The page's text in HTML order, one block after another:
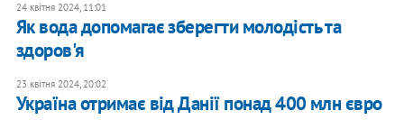
24 квітня 2024, 11:01
Як вода допомагає зберегти молодість та
здоров'я
23 квітня 2024, 20:02
Україна отримає від Данії понад 400 млн євро